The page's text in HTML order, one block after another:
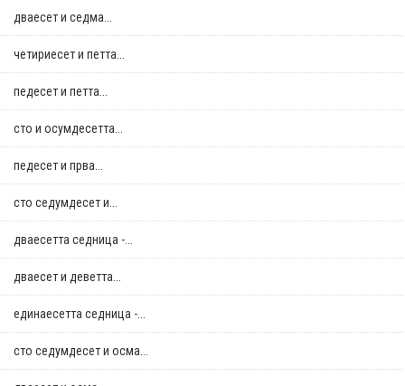
дваесет и седма...
четириесет и петта...
педесет и петта...
сто и осумдесетта...
педесет и прва...
сто седумдесет и...
дваесетта седница -...
дваесет и деветта...
единаесетта седница -...
сто седумдесет и осма...